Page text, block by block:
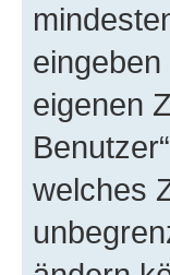
eigenen
welches